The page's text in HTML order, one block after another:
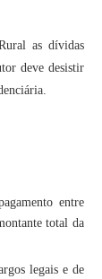
as dívidas
deve desistir
entre
total da
legais e de